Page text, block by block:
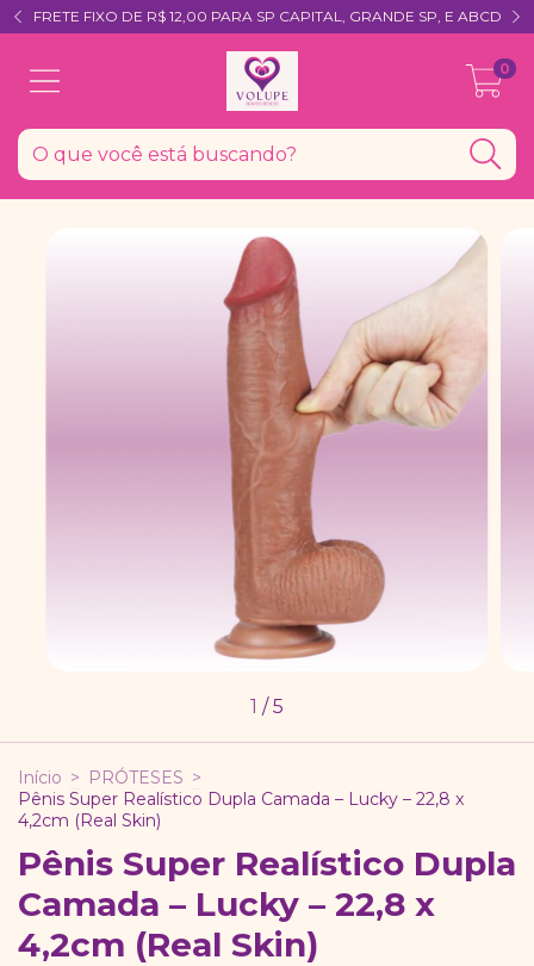
FRETE FIXO DE R$ 12,00 PARA SP CAPITAL, GRANDE SP, E ABCD
0
1 /5
Início > PRÓTESES >
Pênis Super Realístico Dupla Camada – Lucky – 22,8 x
4,2cm (Real Skin)
Pênis Super Realístico Dupla
Camada – Lucky – 22,8 x
4,2cm (Real Skin)